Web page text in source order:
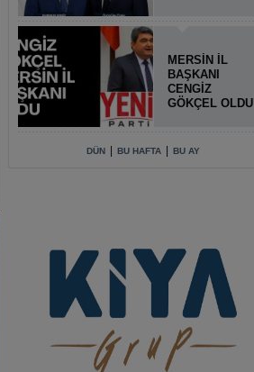
MERSİN İL
BAŞKANI
CENGİZ
GÖKÇEL OLDU
DÜN BU HAFTA BU AY